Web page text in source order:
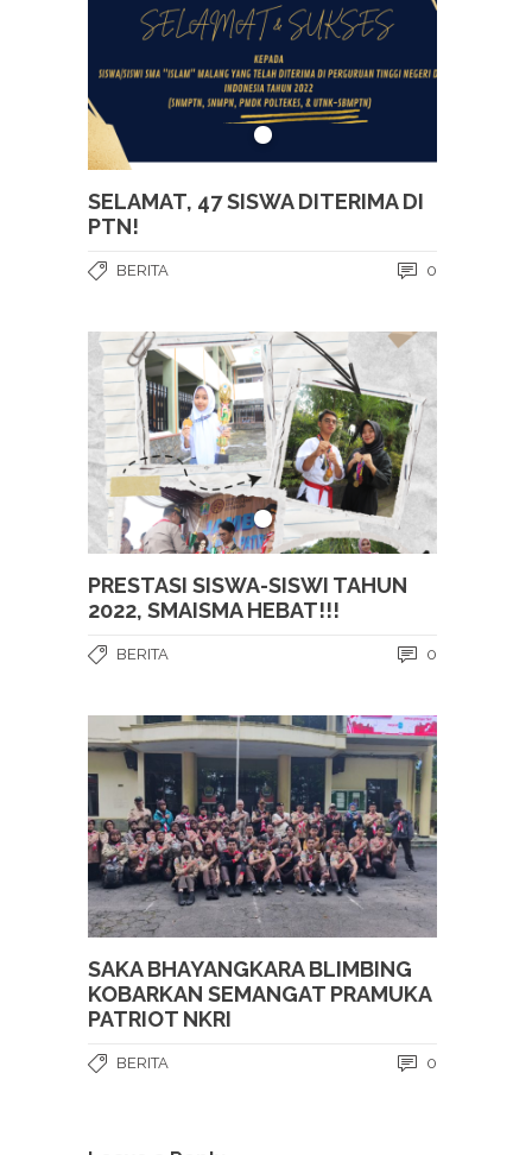
SELAMAT, 47 SISWA DITERIMA DI
PTN!
BERITA 0
PRESTASI SISWA-SISWI TAHUN
2022, SMAISMA HEBAT!!!
BERITA 0
SAKA BHAYANGKARA BLIMBING
KOBARKAN SEMANGAT PRAMUKA
PATRIOT NKRI
BERITA 0